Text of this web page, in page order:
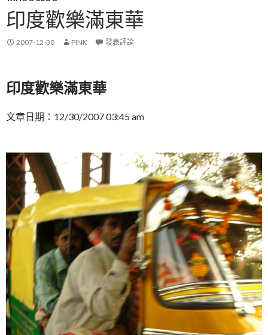
印度歡樂滿東華
2007-12-30 PINK 發表評論
印度歡樂滿東華
文章日期：12/30/2007 03:45 am